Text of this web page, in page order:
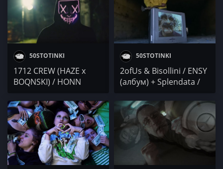
50STOTINKI
1712 CREW (HAZE x
BOQNSKI) / HONN
IVG IWCHAKA / MUDDY
/ M4STAAMIND /
Neznaen / DJAANY
50STOTINKI
2ofUs & Bisollini / ENSY
(албум) + Splendata /
MARSO x BOBO ARMANI
/ Шеки от Другите /
Lunaticite x Triple P